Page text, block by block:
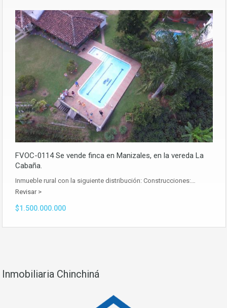
FVOC-0114 Se vende finca en Manizales, en la vereda La
Cabaña.
Inmueble rural con la siguiente distribución: Construcciones:…
Revisar >
$1.500.000.000
Inmobiliaria Chinchiná